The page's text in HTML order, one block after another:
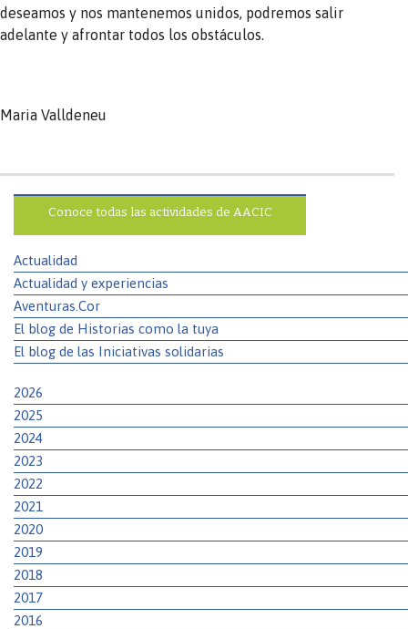
deseamos y nos mantenemos unidos, podremos salir
adelante y afrontar todos los obstáculos.
Maria Valldeneu
Conoce todas las actividades de AACIC
Actualidad
Actualidad y experiencias
Aventuras.Cor
El blog de Historias como la tuya
El blog de las Iniciativas solidarias
2026
2025
2024
2023
2022
2021
2020
2019
2018
2017
2016